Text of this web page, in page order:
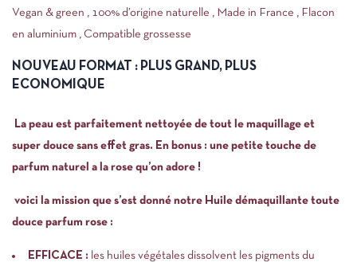
Vegan & green , 100% d’origine naturelle , Made in France , Flacon
en aluminium , Compatible grossesse
NOUVEAU FORMAT : PLUS GRAND, PLUS
ECONOMIQUE
La peau est parfaitement nettoyée de tout le maquillage et
super douce sans effet gras. En bonus : une petite touche de
parfum naturel a la rose qu’on adore !
voici la mission que s’est donné notre Huile démaquillante toute
douce parfum rose :
EFFICACE : les huiles végétales dissolvent les pigments du